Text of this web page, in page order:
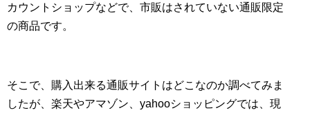
カウントショップなどで、市販はされていない通販限定
の商品です。
そこで、購入出来る通販サイトはどこなのか調べてみま
したが、楽天やアマゾン、yahooショッピングでは、現